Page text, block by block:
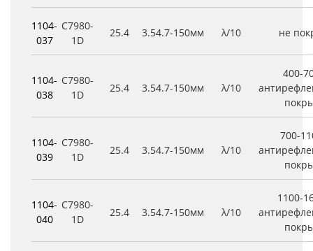
1104-
037
C7980-
1D
25.4 3.54.7-150мм λ/10 не
1104-
038
C7980-
1D
25.4 3.54.7-150мм λ/10
400-
1104-
039
C7980-
1D
25.4 3.54.7-150мм λ/10
700-
1104-
040
C7980-
1D
25.4 3.54.7-150мм λ/10
1100-